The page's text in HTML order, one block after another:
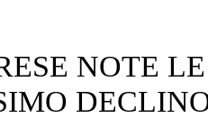
NOTE